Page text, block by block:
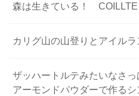
森は生きている！
カリグ山の山登りとアイル
ザッハートルテみたいなさ
アーモンドパウダーで作る